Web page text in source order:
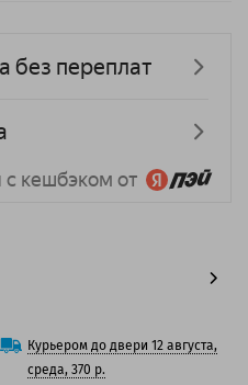
Курьером до двери 12 августа,
среда, 370 р.